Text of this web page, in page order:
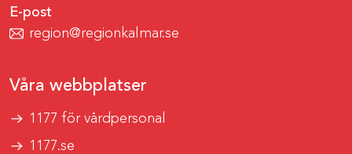
E-post
region@regionkalmar.se
Våra webbplatser
1177 för vårdpersonal
1177.se